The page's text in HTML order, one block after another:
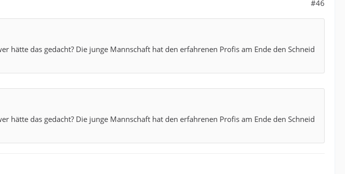
#46
hätte das gedacht? Die junge Mannschaft hat den erfahrenen Profis am Ende den Schneid
hätte das gedacht? Die junge Mannschaft hat den erfahrenen Profis am Ende den Schneid